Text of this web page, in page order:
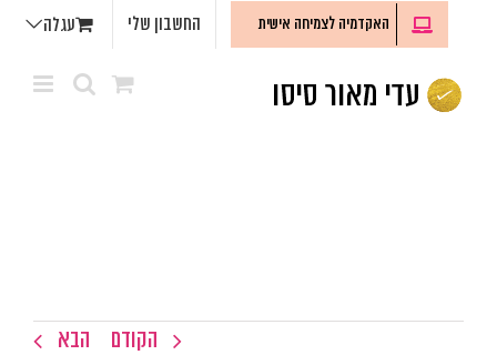
האקדמיה לצמיחה אישית החשבון שלי עגלה
הקודם הבא